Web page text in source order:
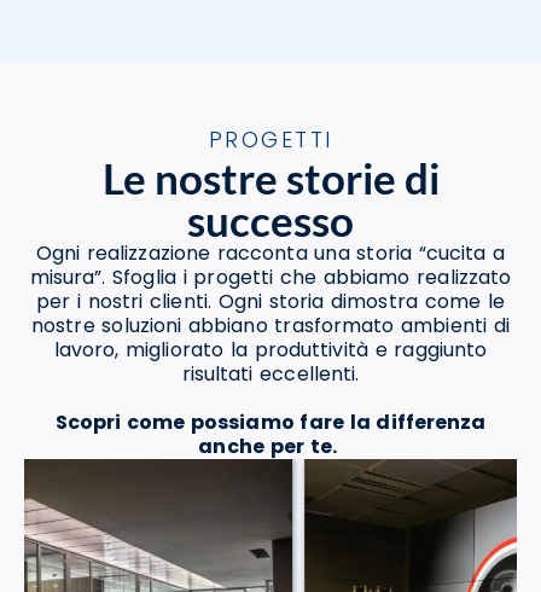
PROGETTI
Le nostre storie di
successo
Ogni realizzazione racconta una storia “cucita a
misura”. Sfoglia i progetti che abbiamo realizzato
per i nostri clienti. Ogni storia dimostra come le
nostre soluzioni abbiano trasformato ambienti di
lavoro, migliorato la produttività e raggiunto
risultati eccellenti.
Scopri come possiamo fare la differenza
anche per te.